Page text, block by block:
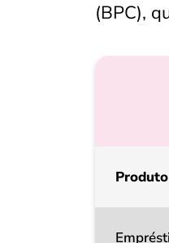
(BPC),
Produto